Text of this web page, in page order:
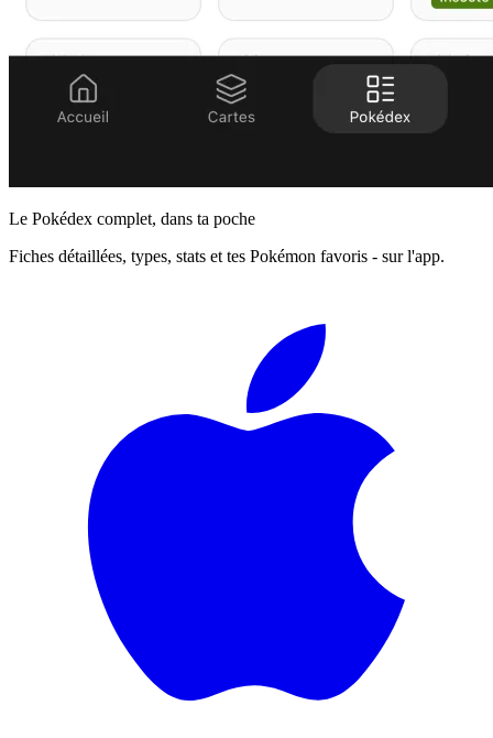
Le Pokédex complet, dans ta poche
Fiches détaillées, types, stats et tes Pokémon favoris - sur l'app.